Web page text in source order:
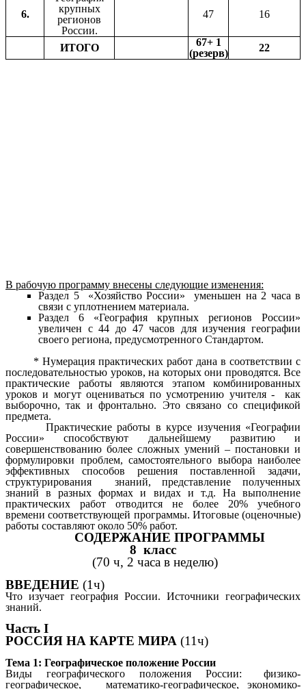
6.
крупных
регионов
России.
47 16
ИТОГО
67+ 1
(резерв)
22
В рабочую программу внесены следующие изменения:
Раздел 5 «Хозяйство России» уменьшен на 2 часа в
связи с уплотнением материала.
Раздел 6 «География крупных регионов России»
увеличен с 44 до 47 часов для изучения географии
своего региона, предусмотренного Стандартом.
* Нумерация практических работ дана в соответствии с
последовательностью уроков, на которых они проводятся. Все
практические работы являются этапом комбинированных
уроков и могут оцениваться по усмотрению учителя -
как
выборочно, так и фронтально. Это связано со спецификой
предмета.
Практические работы в курсе изучения «Географии
России» способствуют дальнейшему развитию и
совершенствованию более сложных умений – постановки и
формулировки проблем, самостоятельного выбора наиболее
эффективных способов решения поставленной задачи,
структурирования знаний, представление полученных
знаний в разных формах и видах и т.д. На выполнение
практических работ отводится не более 20% учебного
времени соответствующей программы. Итоговые (оценочные)
работы составляют около 50% работ.
СОДЕРЖАНИЕ ПРОГРАММЫ
8 класс
(70 ч, 2 часа в неделю)
ВВЕДЕНИЕ (1ч)
Что изучает география России. Источники географических
знаний.
Часть I
РОССИЯ НА КАРТЕ МИРА (11ч)
Тема 1: Географическое положение России
Виды географического положения России: физико-
географическое, математико-географическое, экономико-